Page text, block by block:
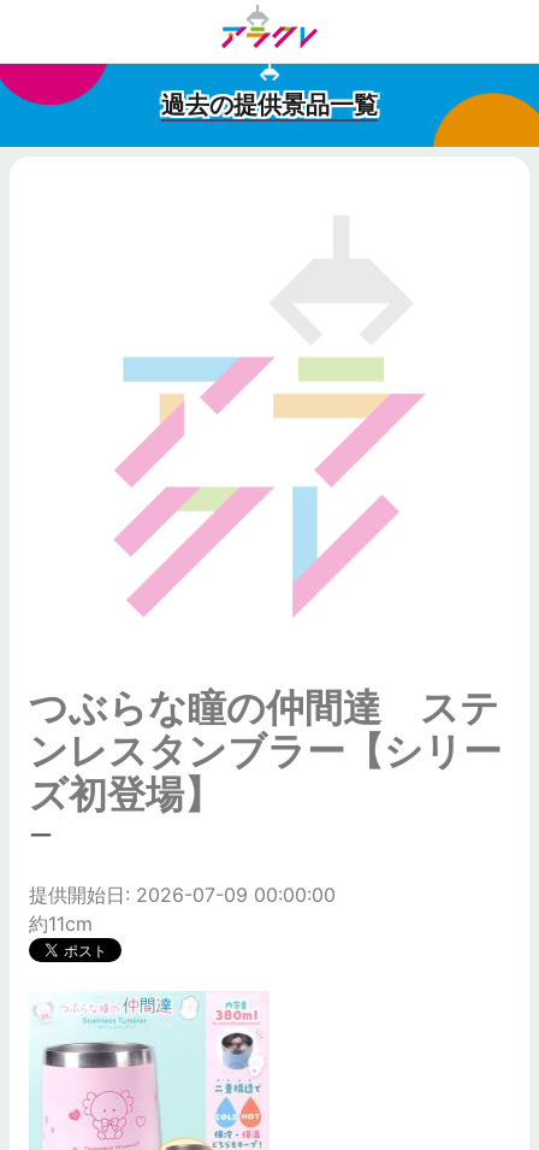
過去の提供景品一覧
つぶらな瞳の仲間達 ステ
ンレスタンブラー【シリー
ズ初登場】
ー
提供開始日: 2026-07-09 00:00:00
約11cm